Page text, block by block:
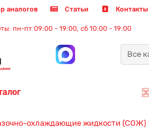
аналогов Статьи Контакты
пн-пт 09:00 - 19:00, сб 10:00 - 19:00
Все
охлаждающие жидкости (СОЖ)